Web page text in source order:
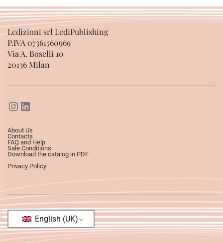
Ledizioni srl LediPublishing
P.IVA 07361560969
Via A. Boselli 10
20136 Milan
About Us
Contacts
FAQ and Help
Sale Conditions
Download the catalog in PDF
Privacy Policy
English (UK)